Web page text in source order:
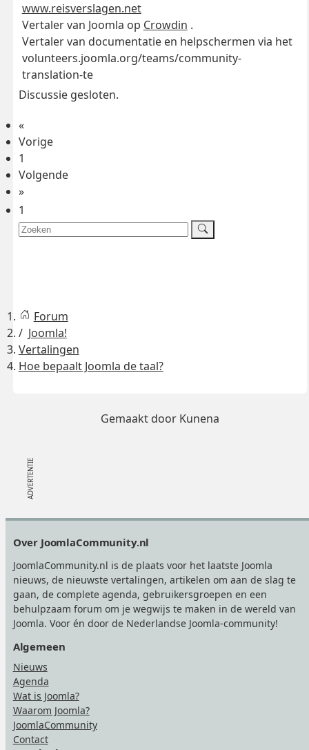
www.reisverslagen.net
Vertaler van Joomla op Crowdin .
Vertaler van documentatie en helpschermen via het
volunteers.joomla.org/teams/community-
translation-te
Discussie gesloten.
«
Vorige
1
Volgende
»
1
Forum
Joomla!
Vertalingen
Hoe bepaalt Joomla de taal?
Gemaakt door Kunena
Over JoomlaCommunity.nl
JoomlaCommunity.nl is de plaats voor het laatste Joomla
nieuws, de nieuwste vertalingen, artikelen om aan de slag te
gaan, de complete agenda, gebruikersgroepen en een
behulpzaam forum om je wegwijs te maken in de wereld van
Joomla. Voor én door de Nederlandse Joomla-community!
Algemeen
Nieuws
Agenda
Wat is Joomla?
Waarom Joomla?
JoomlaCommunity
Contact